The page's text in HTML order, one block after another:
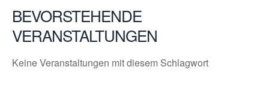
BEVORSTEHENDE
VERANSTALTUNGEN
Keine Veranstaltungen mit diesem Schlagwort